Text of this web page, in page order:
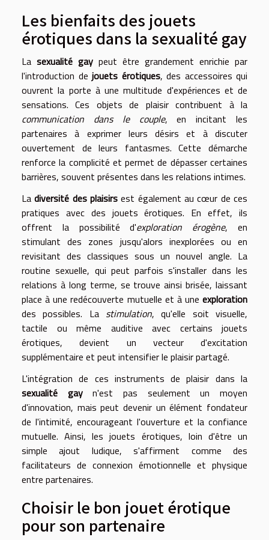
Les bienfaits des jouets
érotiques dans la sexualité gay
La sexualité gay peut être grandement enrichie par
l'introduction de jouets érotiques, des accessoires qui
ouvrent la porte à une multitude d'expériences et de
sensations. Ces objets de plaisir contribuent à la
communication dans le couple, en incitant les
partenaires à exprimer leurs désirs et à discuter
ouvertement de leurs fantasmes. Cette démarche
renforce la complicité et permet de dépasser certaines
barrières, souvent présentes dans les relations intimes.
Ladiversité des plaisirs est également au cœur de ces
pratiques avec des jouets érotiques. En effet, ils
offrent la possibilité d'exploration érogène, en
stimulant des zones jusqu'alors inexplorées ou en
revisitant des classiques sous un nouvel angle. La
routine sexuelle, qui peut parfois s'installer dans les
relations à long terme, se trouve ainsi brisée, laissant
place à une redécouverte mutuelle et à une exploration
des possibles. La stimulation, qu'elle soit visuelle,
tactile ou même auditive avec certains jouets
érotiques, devient un vecteur d'excitation
supplémentaire et peut intensifier le plaisir partagé.
L'intégration de ces instruments de plaisir dans la
sexualité gayn'est pas seulement un moyen
d'innovation, mais peut devenir un élément fondateur
de l'intimité, encourageant l'ouverture et la confiance
mutuelle. Ainsi, les jouets érotiques, loin d'être un
simple ajout ludique, s'affirment comme des
facilitateurs de connexion émotionnelle et physique
entre partenaires.
Choisir le bon jouet érotique
pour son partenaire